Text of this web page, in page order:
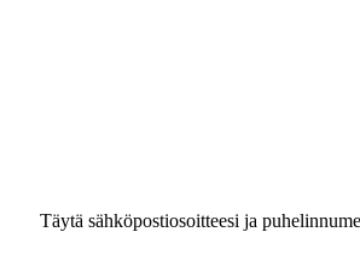
Täytä sähköpostiosoitteesi ja